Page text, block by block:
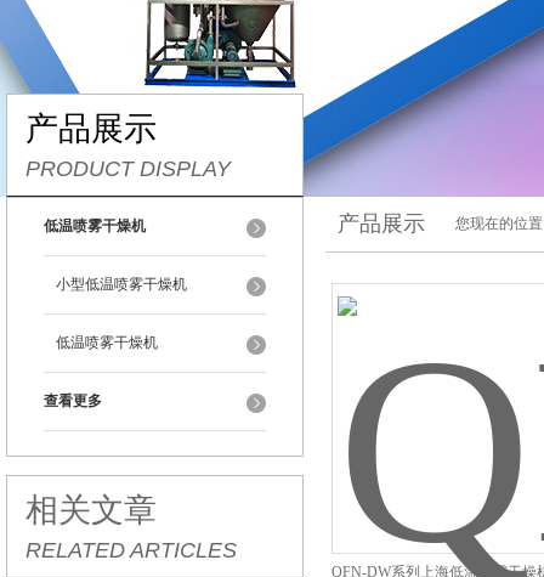
产品展示
PRODUCT DISPLAY
低温喷雾干燥机
小型低温喷雾干燥机
低温喷雾干燥机
查看更多
相关文章
RELATED ARTICLES
产品展示 您现在的位
QFN-DW系列上海低温喷雾干燥